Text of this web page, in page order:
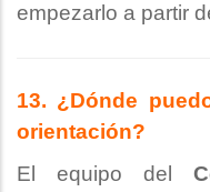
empezarlo a partir
13. ¿Dónde
orientación?
El equipo del